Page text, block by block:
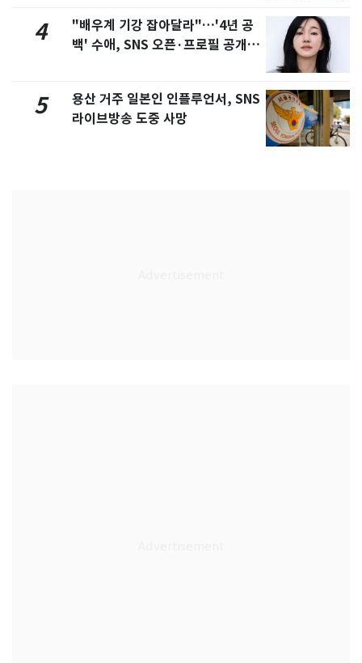
4
"배우계 기강 잡아달라"…'4년 공
백' 수애, SNS 오픈·프로필 공개
5
용산 거주 일본인 인플루언서, SNS
라이브방송 도중 사망